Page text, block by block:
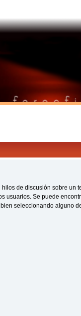
de discusión sobre un
usuarios. Se puede
seleccionando alguno